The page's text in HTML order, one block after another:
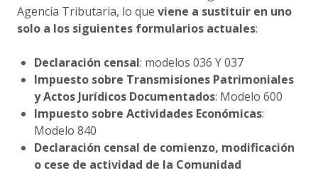
Agencia Tributaria, lo que viene a sustituir en uno
solo a los siguientes formularios actuales:
Declaración censal: modelos 036 Y 037
Impuesto sobre Transmisiones Patrimoniales
y Actos Jurídicos Documentados: Modelo 600
Impuesto sobre Actividades Económicas:
Modelo 840
Declaración censal de comienzo, modificación
o cese de actividad de la Comunidad